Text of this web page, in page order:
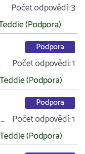
Počet odpovědí:3
(Podpora)
Podpora
Počet odpovědí:1
Teddie (Podpora)
Podpora
Počet odpovědí:1
Teddie (Podpora)